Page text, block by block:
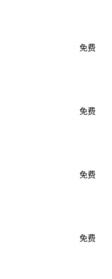
免费
免费
免费
免费